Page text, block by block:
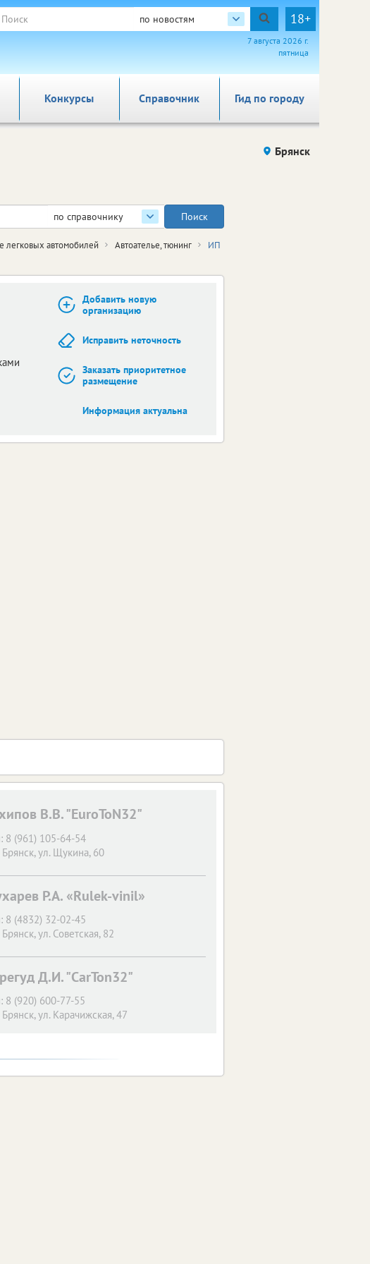
по новостям 18+
7 августа 2026 г.
пятница
Справочник Гид по городу
Конкурсы
Брянск
по справочнику
легковых автомобилей Автоателье, тюнинг
ИП
Добавить новую
организацию
Исправить неточность
Заказать приоритетное
размещение
Информация актуальна
В.В. "EuroToN32"
8 (961) 105-64-54
Брянск, ул. Щукина, 60
Р.А. «Rulek-vinil»
8 (4832) 32-02-45
Брянск, ул. Советская, 82
Д.И. "CarTon32"
8 (920) 600-77-55
Брянск, ул. Карачижская, 47